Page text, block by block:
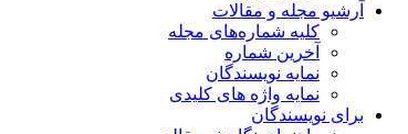
آرشیو مجله و مقالات
کلیه شماره‌های مجله
آخرین شماره
نمایه نویسندگان
نمایه واژه های کلیدی
برای نویسندگان